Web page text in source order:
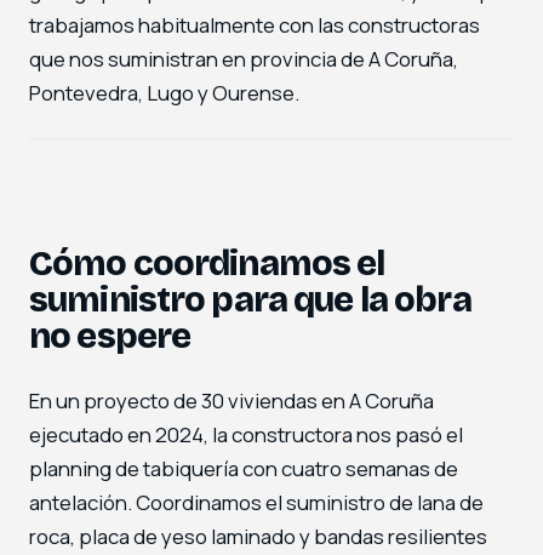
trabajamos habitualmente con las constructoras
que nos suministran en provincia de A Coruña,
Pontevedra, Lugo y Ourense.
Cómo coordinamos el
suministro para que la obra
no espere
En un proyecto de 30 viviendas en A Coruña
ejecutado en 2024, la constructora nos pasó el
planning de tabiquería con cuatro semanas de
antelación. Coordinamos el suministro de lana de
roca, placa de yeso laminado y bandas resilientes